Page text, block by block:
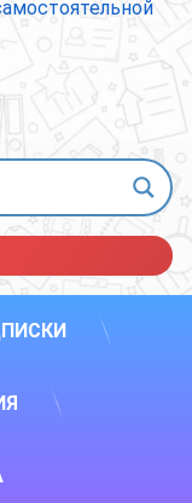
E-mail